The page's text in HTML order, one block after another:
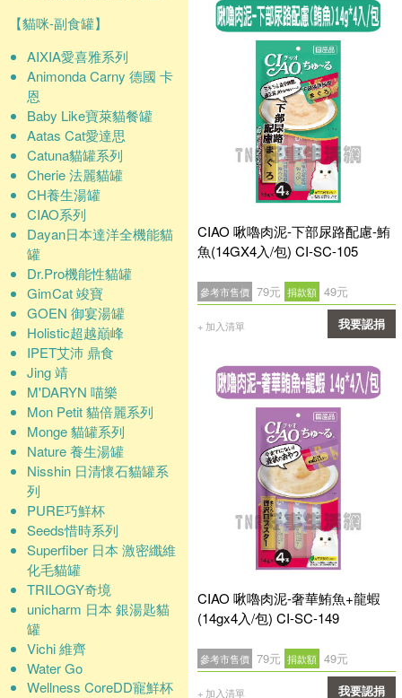
【貓咪-副食罐】
AIXIA愛喜雅系列
Animonda Carny 德國 卡
恩
Baby Like寶萊貓餐罐
Aatas Cat愛達思
Catuna貓罐系列
Cherie 法麗貓罐
CH養生湯罐
CIAO系列
Dayan日本達洋全機能貓
罐
Dr.Pro機能性貓罐
GimCat 竣寶
GOEN 御宴湯罐
Holistic超越巔峰
IPET艾沛 鼎食
Jing 靖
M'DARYN 喵樂
Mon Petit 貓倍麗系列
Monge 貓罐系列
Nature 養生湯罐
Nisshin 日清懷石貓罐系
列
PURE巧鮮杯
Seeds惜時系列
Superfiber 日本 激密纖維
化毛貓罐
TRILOGY奇境
unicharm 日本 銀湯匙貓
罐
Vichi 維齊
Water Go
Wellness CoreDD寵鮮杯
CIAO 啾嚕肉泥-下部尿路配慮-鮪
魚(14GX4入/包) CI-SC-105
參考市售價 79元 捐款額 49元
+ 加入清單 我要認捐
CIAO 啾嚕肉泥-奢華鮪魚+龍蝦
(14gx4入/包) CI-SC-149
參考市售價 79元 捐款額 49元
+ 加入清單 我要認捐